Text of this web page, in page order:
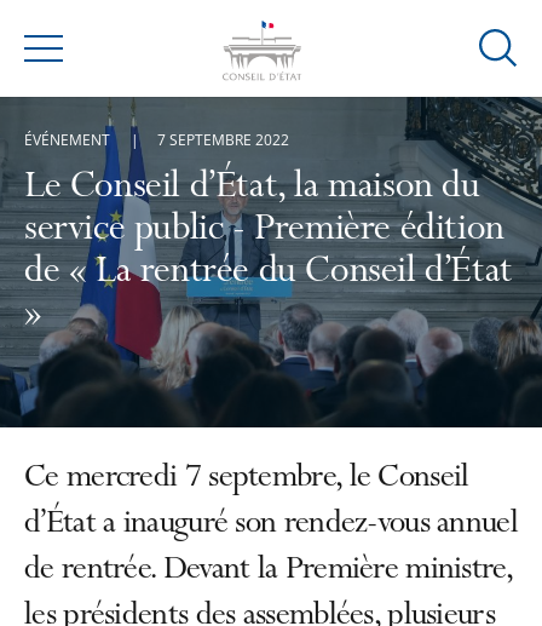
Menu
Ouvrir
de
Le Conseil d’État, la maison du
service public - Première édition
de « La rentrée du Conseil d’État
»
ÉVÉNEMENT 7 SEPTEMBRE 2022
Ce mercredi 7 septembre, le Conseil
d’État a inauguré son rendez-vous annuel
de rentrée. Devant la Première ministre,
les présidents des assemblées, plusieurs